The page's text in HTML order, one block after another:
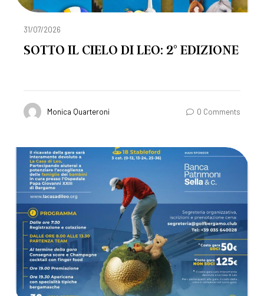
31/07/2026
SOTTO IL CIELO DI LEO: 2° EDIZIONE
Monica Quarteroni 0 Comments